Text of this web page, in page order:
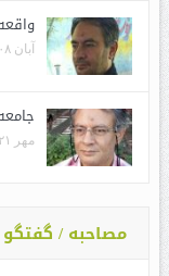
آبان ۰۸, ۱۳۹۷
مهر ۲۱, ۱۳۹۷
مصاحبه / گفتگو